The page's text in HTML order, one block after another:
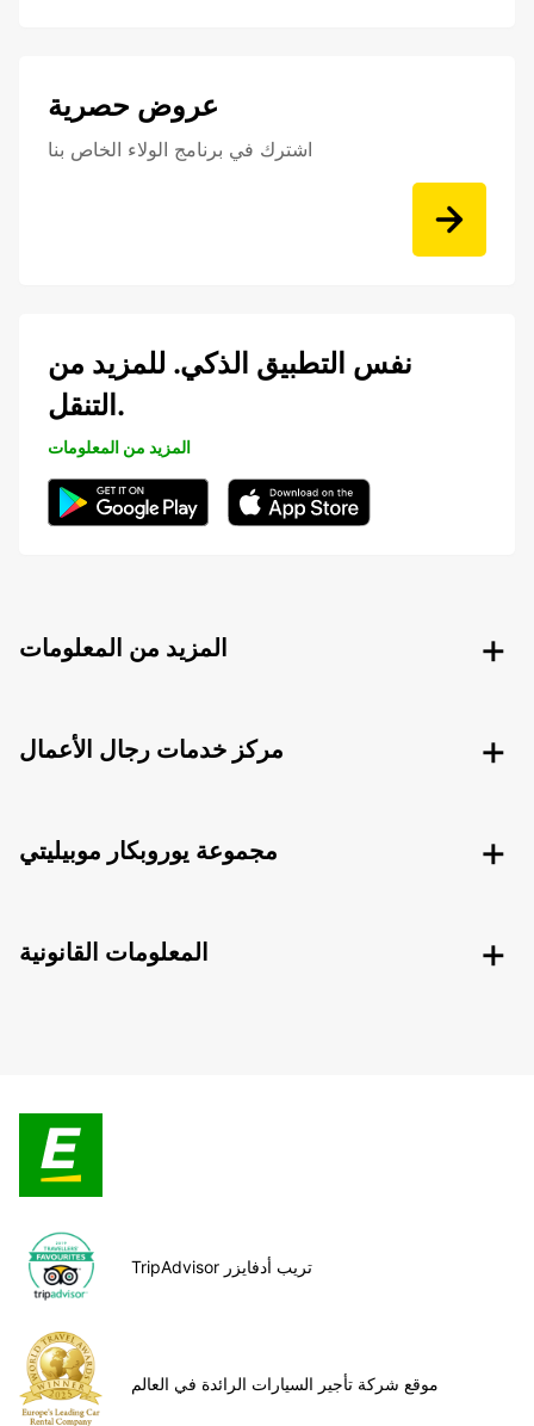
عروض حصرية
اشترك في برنامج الولاء الخاص بنا
نفس التطبيق الذكي. للمزيد من
التنقل.
المزيد من المعلومات
المزيد من المعلومات
مركز خدمات رجال الأعمال
مجموعة يوروبكار موبيليتي
المعلومات القانونية
TripAdvisor تريب أدفايزر
موقع شركة تأجير السيارات الرائدة في العالم